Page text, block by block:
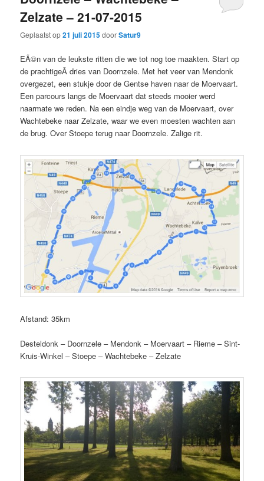
Zelzate – 21-07-2015
Geplaatst op21 juli 2015doorSatur9
EÃ©n van de leukste ritten die we tot nog toe maakten. Start op
de prachtigeÂ dries van Doornzele. Met het veer van Mendonk
overgezet, een stukje door de Gentse haven naar de Moervaart.
Een parcours langs de Moervaart dat steeds mooier werd
naarmate we reden. Na een eindje weg van de Moervaart, over
Wachtebeke naar Zelzate, waar we even moesten wachten aan
de brug. Over Stoepe terug naar Doornzele. Zalige rit.
Afstand: 35km
Desteldonk – Doornzele – Mendonk – Moervaart – Rieme – Sint-
Kruis-Winkel – Stoepe – Wachtebeke – Zelzate